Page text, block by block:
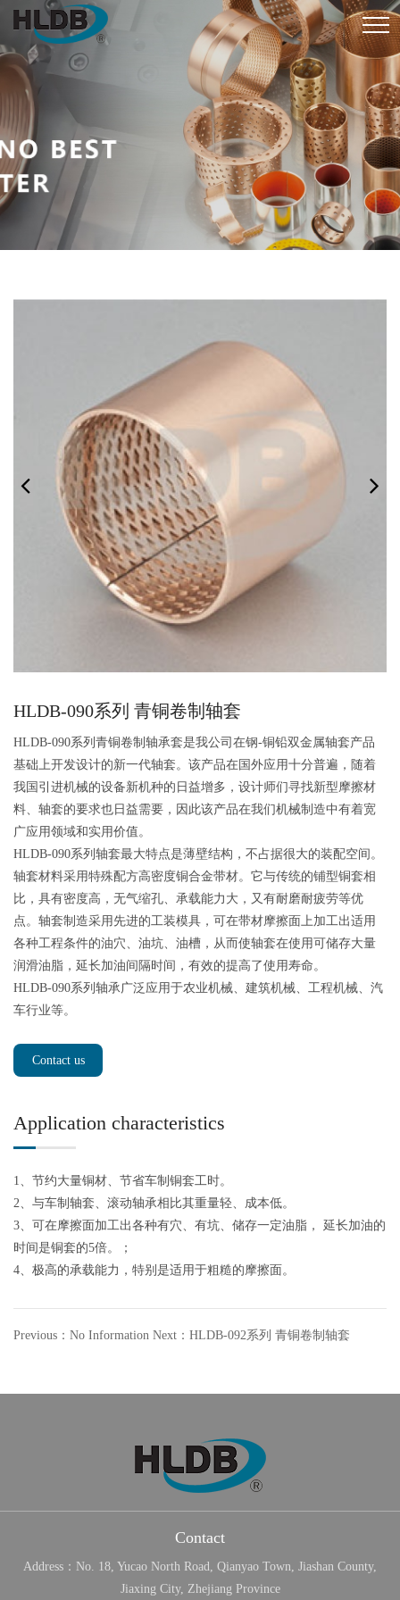
HLDB-090系列 青铜卷制轴套
HLDB-090系列青铜卷制轴承套是我公司在钢-铜铅双金属轴套产品
基础上开发设计的新一代轴套。该产品在国外应用十分普遍，随着
我国引进机械的设备新机种的日益增多，设计师们寻找新型摩擦材
料、轴套的要求也日益需要，因此该产品在我们机械制造中有着宽
广应用领域和实用价值。
HLDB-090系列轴套最大特点是薄壁结构，不占据很大的装配空间。
轴套材料采用特殊配方高密度铜合金带材。它与传统的铺型铜套相
比，具有密度高，无气缩孔、承载能力大，又有耐磨耐疲劳等优
点。轴套制造采用先进的工装模具，可在带材摩擦面上加工出适用
各种工程条件的油穴、油坑、油槽，从而使轴套在使用可储存大量
润滑油脂，延长加油间隔时间，有效的提高了使用寿命。
HLDB-090系列轴承广泛应用于农业机械、建筑机械、工程机械、汽
车行业等。
Contact us
Application characteristics
1、节约大量铜材、节省车制铜套工时。
2、与车制轴套、滚动轴承相比其重量轻、成本低。
3、可在摩擦面加工出各种有穴、有坑、储存一定油脂， 延长加油的
时间是铜套的5倍。；
4、极高的承载能力，特别是适用于粗糙的摩擦面。
Previous：No Information Next：HLDB-092系列 青铜卷制轴套
Contact
Address：No. 18, Yucao North Road, Qianyao Town, Jiashan County,
Jiaxing City, Zhejiang Province